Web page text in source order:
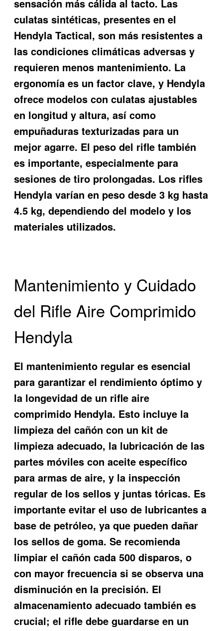
sensación más cálida al tacto. Las
culatas sintéticas, presentes en el
Hendyla Tactical, son más resistentes a
las condiciones climáticas adversas y
requieren menos mantenimiento. La
ergonomía es un factor clave, y Hendyla
ofrece modelos con culatas ajustables
en longitud y altura, así como
empuñaduras texturizadas para un
mejor agarre. El peso del rifle también
es importante, especialmente para
sesiones de tiro prolongadas. Los rifles
Hendyla varían en peso desde 3 kg hasta
4.5 kg, dependiendo del modelo y los
materiales utilizados.
Mantenimiento y Cuidado
del Rifle Aire Comprimido
Hendyla
El mantenimiento regular es esencial
para garantizar el rendimiento óptimo y
la longevidad de un rifle aire
comprimido Hendyla. Esto incluye la
limpieza del cañón con un kit de
limpieza adecuado, la lubricación de las
partes móviles con aceite específico
para armas de aire, y la inspección
regular de los sellos y juntas tóricas. Es
importante evitar el uso de lubricantes a
base de petróleo, ya que pueden dañar
los sellos de goma. Se recomienda
limpiar el cañón cada 500 disparos, o
con mayor frecuencia si se observa una
disminución en la precisión. El
almacenamiento adecuado también es
crucial; el rifle debe guardarse en un